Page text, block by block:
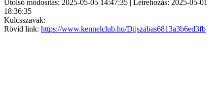
Utolsó módosítás: 2025-05-05 14:47:35 | Létrehozás: 2025-05-01
18:36:35
Kulcsszavak:
Rövid link: https://www.kennelclub.hu/Dijszabas6813a3b6ed3fb